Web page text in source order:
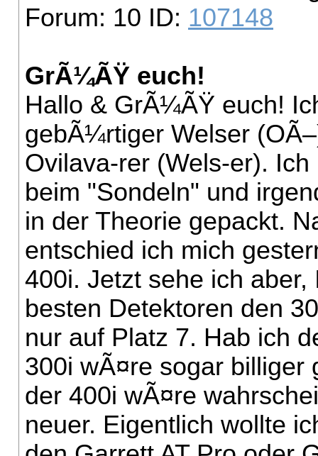
Forum: 10 ID: 107148
GrÃ¼ÃŸ euch!
Hallo & GrÃ¼ÃŸ euch!
gebÃ¼rtiger Welser
Ovilava-rer (Wels-er). Ich
beim "Sondeln" und
in der Theorie gepackt.
entschied ich mich
400i. Jetzt sehe ich
besten Detektoren den
nur auf Platz 7. Hab ich
300i wÃ¤re sogar billiger
der 400i wÃ¤re
neuer. Eigentlich wollte